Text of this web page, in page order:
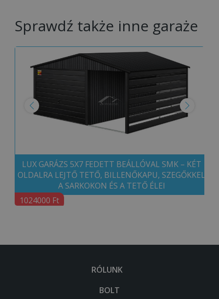
Sprawdź także inne garaże
LUX GARÁZS 5X7 FEDETT BEÁLLÓVAL SMK – KÉT
OLDALRA LEJTŐ TETŐ, BILLENŐKAPU, SZEGŐKKEL
A SARKOKON ÉS A TETŐ ÉLEI
1024000 Ft
RÓLUNK
BOLT